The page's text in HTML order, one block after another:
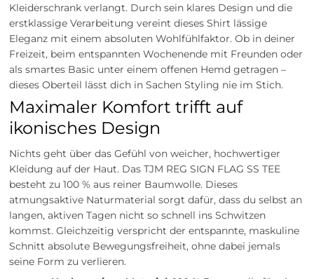
Kleiderschrank verlangt. Durch sein klares Design und die
erstklassige Verarbeitung vereint dieses Shirt lässige
Eleganz mit einem absoluten Wohlfühlfaktor. Ob in deiner
Freizeit, beim entspannten Wochenende mit Freunden oder
als smartes Basic unter einem offenen Hemd getragen –
dieses Oberteil lässt dich in Sachen Styling nie im Stich.
Maximaler Komfort trifft auf
ikonisches Design
Nichts geht über das Gefühl von weicher, hochwertiger
Kleidung auf der Haut. Das TJM REG SIGN FLAG SS TEE
besteht zu 100 % aus reiner Baumwolle. Dieses
atmungsaktive Naturmaterial sorgt dafür, dass du selbst an
langen, aktiven Tagen nicht so schnell ins Schwitzen
kommst. Gleichzeitig verspricht der entspannte, maskuline
Schnitt absolute Bewegungsfreiheit, ohne dabei jemals
seine Form zu verlieren.